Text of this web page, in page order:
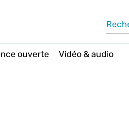
ouverte Vidéo & audio